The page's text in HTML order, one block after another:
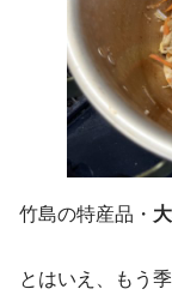
竹島の特産品・
とはいえ、もう